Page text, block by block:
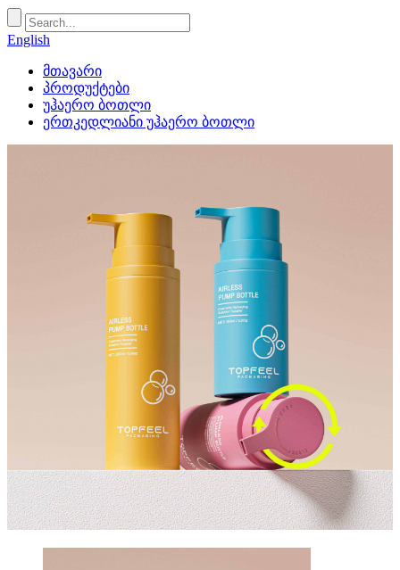
English
მთავარი
პროდუქტები
უჰაერო ბოთლი
ერთკედლიანი უჰაერო ბოთლი